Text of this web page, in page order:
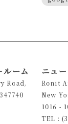
ーム
Road,
ニュ
Ronit
New
1016 -
TEL :